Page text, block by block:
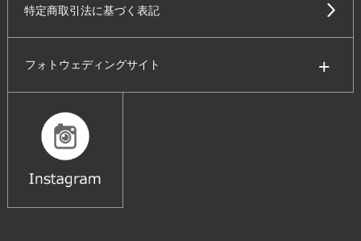
特定商取引法に基づく表記
フォトウェディングサイト